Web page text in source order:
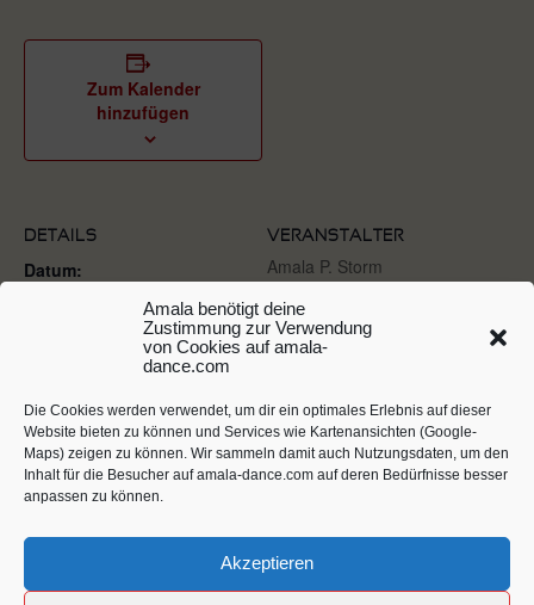
Amala benötigt deine
Zustimmung zur Verwendung
von Cookies auf amala-
dance.com
Die Cookies werden verwendet, um dir ein optimales Erlebnis auf dieser
Website bieten zu können und Services wie Kartenansichten (Google-
Maps) zeigen zu können. Wir sammeln damit auch Nutzungsdaten, um den
Inhalt für die Besucher auf amala-dance.com auf deren Bedürfnisse besser
anpassen zu können.
Akzeptieren
Zum Kalender
hinzufügen
DETAILS
Datum:
Veranstaltungskategorien
:
5Rhythmen®, Classes ,
Einsteiger-Kurse,Wave after
Wave,Wave-Angebot
VERANSTALTER
Amala P. Storm
Telefon
+49 711 6076724
amala@5rhythmen-
stuttgart.de
Veranstalter-Website
anzeigen